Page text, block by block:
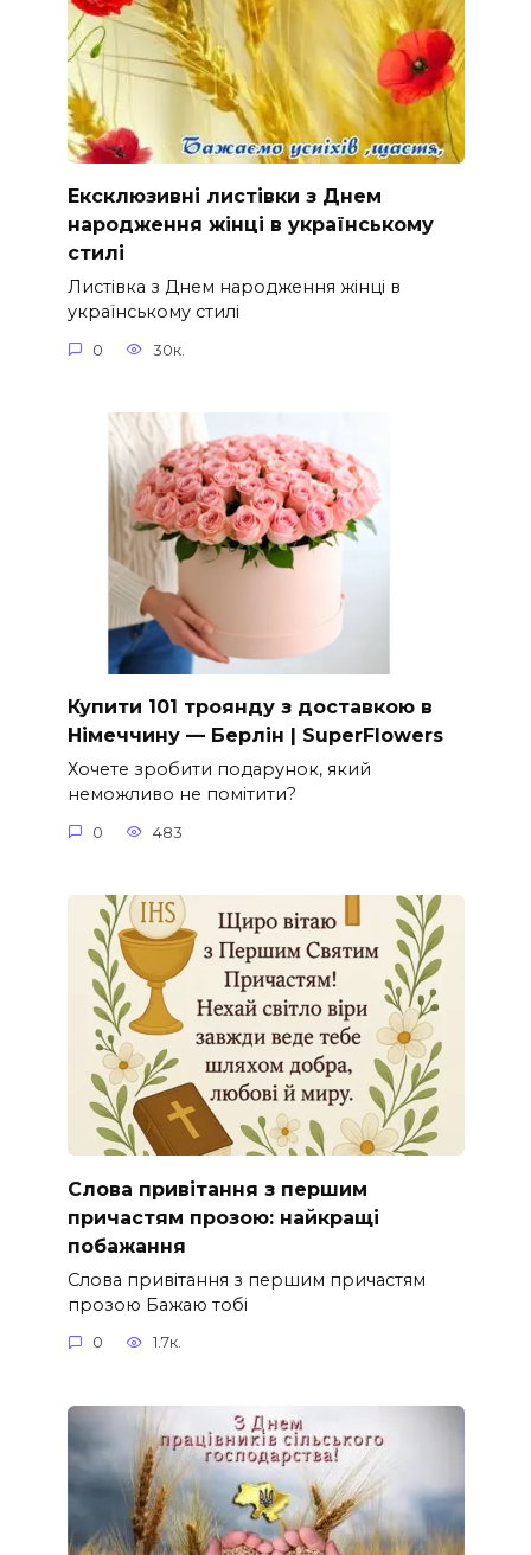
Ексклюзивні листівки з Днем
народження жінці в українському
стилі
Листівка з Днем народження жінці в
українському стилі
0 30к.
Купити 101 троянду з доставкою в
Німеччину — Берлін | SuperFlowers
Хочете зробити подарунок, який
неможливо не помітити?
0 483
Слова привітання з першим
причастям прозою: найкращі
побажання
Слова привітання з першим причастям
прозою Бажаю тобі
0 1.7к.